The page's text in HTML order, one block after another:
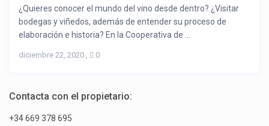
¿Quieres conocer el mundo del vino desde dentro? ¿Visitar
bodegas y viñedos, además de entender su proceso de
elaboración e historia? En la Cooperativa de ...
diciembre 22, 2020 , 0
Contacta con el propietario:
+34 669 378 695